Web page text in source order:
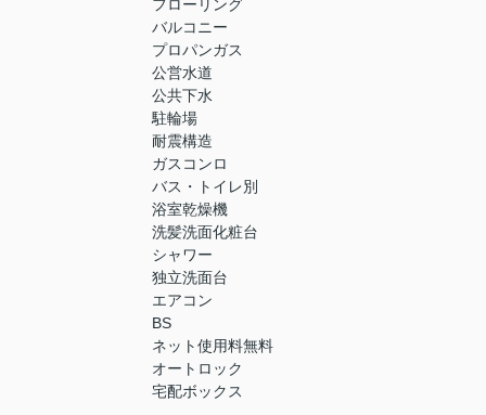
フローリング
バルコニー
プロパンガス
公営水道
公共下水
駐輪場
耐震構造
ガスコンロ
バス・トイレ別
浴室乾燥機
洗髪洗面化粧台
シャワー
独立洗面台
エアコン
BS
ネット使用料無料
オートロック
宅配ボックス